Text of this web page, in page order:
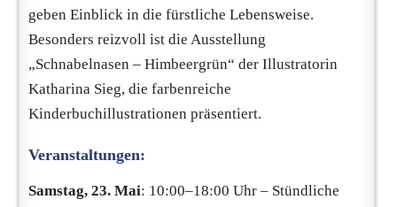
geben Einblick in die fürstliche Lebensweise.
Besonders reizvoll ist die Ausstellung
„Schnabelnasen – Himbeergrün“ der Illustratorin
Katharina Sieg, die farbenreiche
Kinderbuchillustrationen präsentiert.
Veranstaltungen:
Samstag, 23. Mai: 10:00–18:00 Uhr – Stündliche